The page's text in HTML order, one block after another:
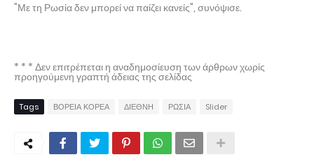
"Με τη Ρωσία δεν μπορεί να παίζει κανείς", συνόψισε.
* * * Δεν επιτρέπεται η αναδημοσίευση των άρθρων χωρίς
προηγούμενη γραπτή άδειας της σελίδας
Tags ΒΟΡΕΙΑ ΚΟΡΕΑ ΔΙΕΘΝΗ ΡΩΣΙΑ Slider